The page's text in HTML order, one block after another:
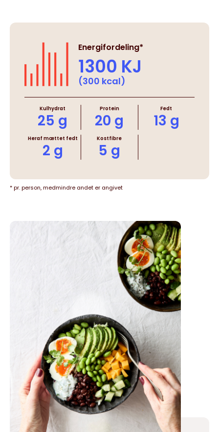
Energifordeling*
1300 KJ
(300 kcal)
Kulhydrat
25 g
Protein
20 g
Fedt
13 g
Heraf mættet fedt
2 g
Kostfibre
5 g
* pr. person, medmindre andet er angivet